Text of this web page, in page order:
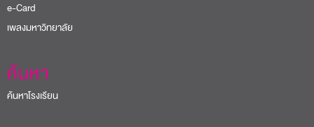
e-Card
เพลงมหาวิทยาลัย
ค้นหา
ค้นหาโรงเรียน